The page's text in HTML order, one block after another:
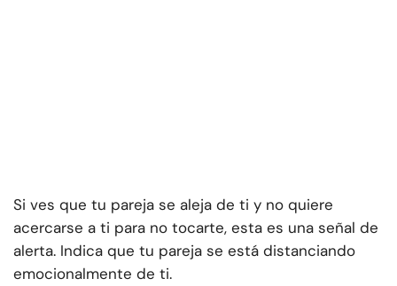
Si ves que tu pareja se aleja de ti y no quiere
acercarse a ti para no tocarte, esta es una señal de
alerta. Indica que tu pareja se está distanciando
emocionalmente de ti.